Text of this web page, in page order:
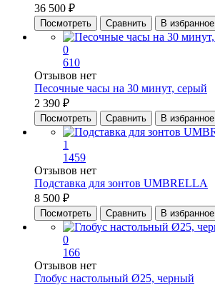
36 500 ₽
Посмотреть Сравнить В избранное
0
610
Отзывов нет
Песочные часы на 30 минут, серый
2 390 ₽
Посмотреть Сравнить В избранное
1
1459
Отзывов нет
Подставка для зонтов UMBRELLA
8 500 ₽
Посмотреть Сравнить В избранное
0
166
Отзывов нет
Глобус настольный Ø25, черный